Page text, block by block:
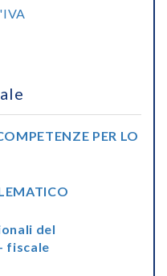
PER LO
del
fiscale